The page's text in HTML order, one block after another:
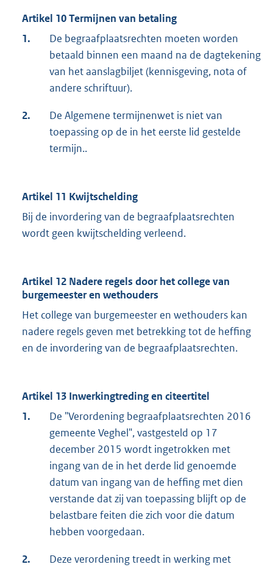
Artikel 10 Termijnen van betaling
1.
De begraafplaatsrechten moeten worden
betaald binnen een maand na de dagtekening
van het aanslagbiljet (kennisgeving, nota of
andere schriftuur).
2.
De Algemene termijnenwet is niet van
toepassing op de in het eerste lid gestelde
termijn..
Artikel 11 Kwijtschelding
Bij de invordering van de begraafplaatsrechten
wordt geen kwijtschelding verleend.
Artikel 12 Nadere regels door het college van
burgemeester en wethouders
Het college van burgemeester en wethouders kan
nadere regels geven met betrekking tot de heffing
en de invordering van de begraafplaatsrechten.
Artikel 13 Inwerkingtreding en citeertitel
1.
De "Verordening begraafplaatsrechten 2016
gemeente Veghel", vastgesteld op 17
december 2015 wordt ingetrokken met
ingang van de in het derde lid genoemde
datum van ingang van de heffing met dien
verstande dat zij van toepassing blijft op de
belastbare feiten die zich voor die datum
hebben voorgedaan.
2.
Deze verordening treedt in werking met